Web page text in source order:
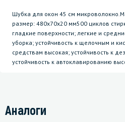
Шубка для окон 45 см
размер: 480х70х20 мм500 циклов
гладкие поверхности; легкие и
уборка; устойчивость к щелочным и
средствам высокая; устойчивость к
устойчивость к автоклавированию
Аналоги